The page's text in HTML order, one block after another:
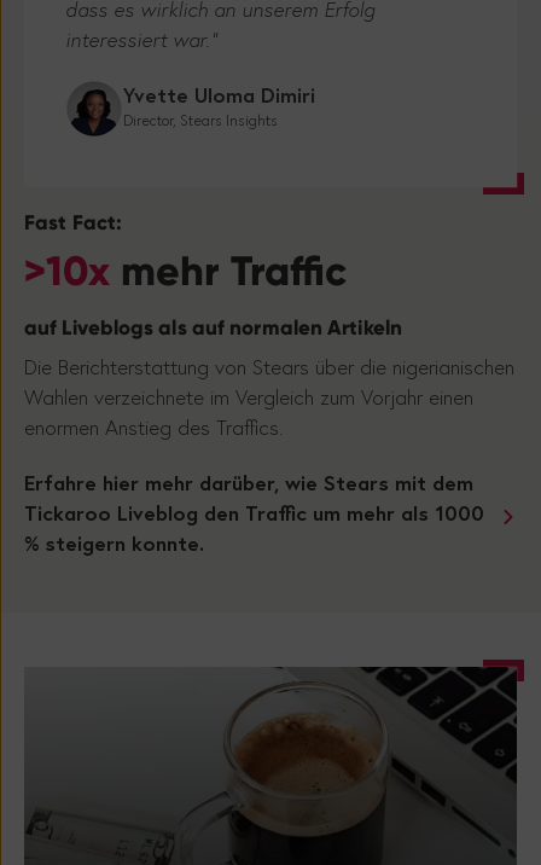
interessiert war."
Director, Stears Insights
>10xmehr Traffic
Die Berichterstattung von Stears über die nigerianischen
Wahlen verzeichnete im Vergleich zum Vorjahr einen
enormen Anstieg des Traffics.
Tickaroo Liveblog den Traffic um mehr als 1000
% steigern konnte.